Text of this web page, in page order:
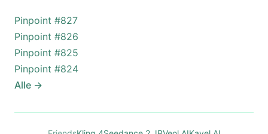
Pinpoint #827
Pinpoint #826
Pinpoint #825
Pinpoint #824
Alle →